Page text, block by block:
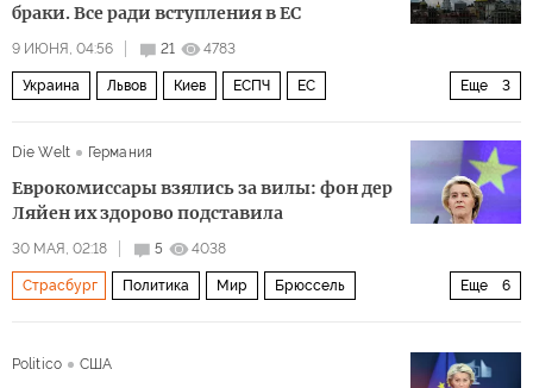
браки. Все ради вступления в ЕС
9 ИЮНЯ, 04:56 21 4783
Еще 3
Украина Львов Киев ЕСПЧ ЕС
Die Welt
Германия
Еврокомиссары взялись за вилы: фон дер
Ляйен их здорово подставила
30 МАЯ, 02:18 5 4038
Еще 6
Страсбург Политика Мир Брюссель
BMW Европейский парламент
Politico США